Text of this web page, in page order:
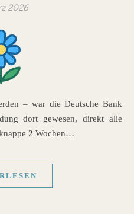
2026
dort gewesen, direkt alle
2 Wochen…